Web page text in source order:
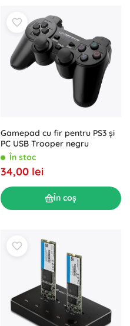
Gamepad cu fir pentru PS3 și
PC USB Trooper negru
În stoc
34,00 lei
În coș